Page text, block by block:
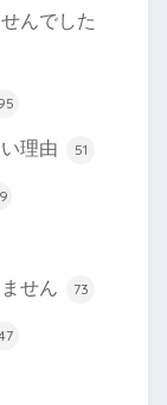
んでした
理由 51
せん 73